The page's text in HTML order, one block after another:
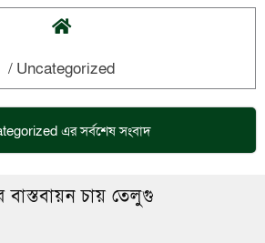
/ Uncategorized
এর সর্বশেষ সংবাদ
বাস্তবায়ন চায় তেলুগু